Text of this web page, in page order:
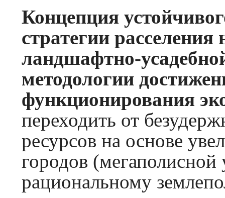
Концепция
стратегии
ландшафтно-
методологии
функционирования
переходить от
ресурсов на основе
городов (мегаполисной
рациональному